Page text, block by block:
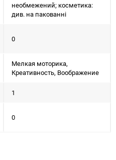
необмежений; косметика:
див. на пакованні
0
Мелкая моторика,
Креативность, Воображение
1
0